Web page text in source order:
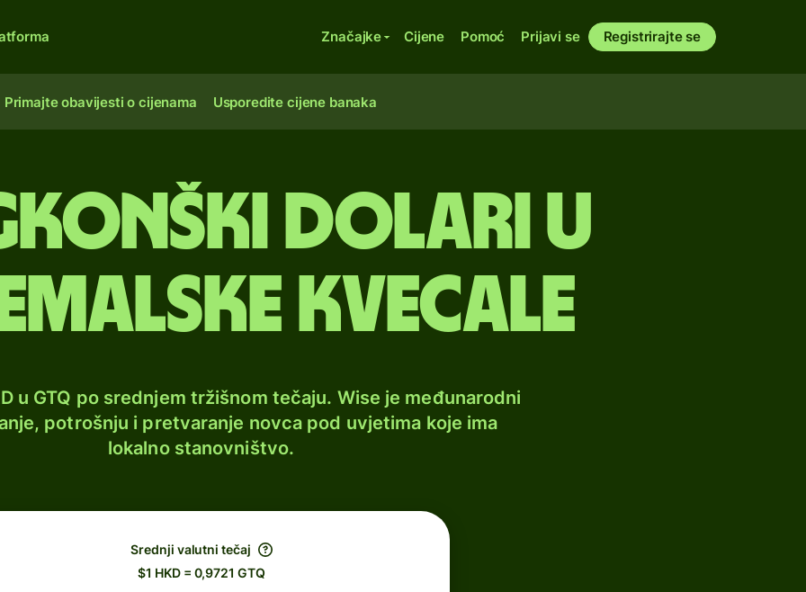
Značajke Cijene Pomoć Prijavi se Registrirajte se
Primajte obavijesti o cijenama Usporedite cijene banaka
dolari u
kvecale
u GTQ po srednjem tržišnom tečaju. Wise je međunarodni
potrošnju i pretvaranje novca pod uvjetima koje ima
lokalno stanovništvo.
Srednji valutni tečaj
$1 HKD = 0,9721 GTQ